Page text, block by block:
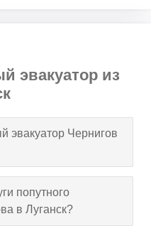
эвакуатор из
эвакуатор Чернигов
попутного
в Луганск?